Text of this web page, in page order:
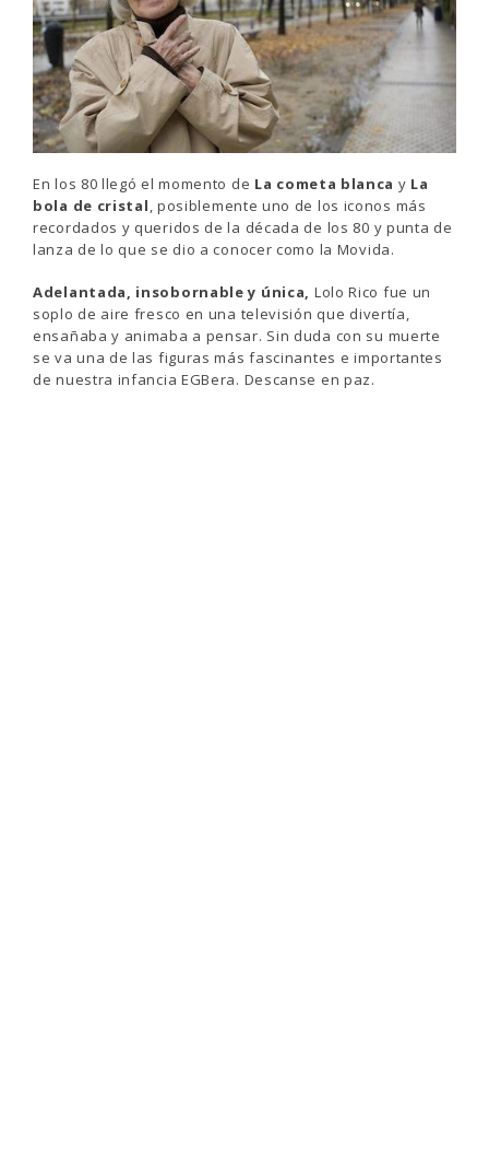
En los 80 llegó el momento de La cometa blanca y La
bola de cristal, posiblemente uno de los iconos más
recordados y queridos de la década de los 80 y punta de
lanza de lo que se dio a conocer como la Movida.
Adelantada, insobornable y única, Lolo Rico fue un
soplo de aire fresco en una televisión que divertía,
ensañaba y animaba a pensar. Sin duda con su muerte
se va una de las figuras más fascinantes e importantes
de nuestra infancia EGBera. Descanse en paz.